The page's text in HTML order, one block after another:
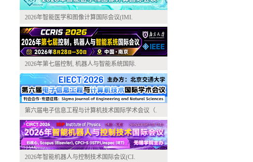
2026年智能医学和图像计算国际会议(IMI.
2026年第七届控制, 机器人与智能系统国际.
第六届电子信息工程与计算机技术国际学术会议（.
2026年智能机器人与控制技术国际会议(CI.